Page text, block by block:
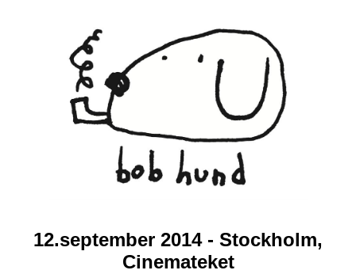
12.september 2014 - Stockholm,
Cinemateket